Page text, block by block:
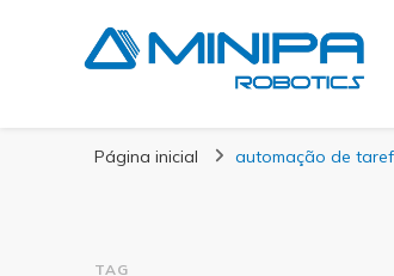
Blog Minipa
Página inicial automação de
TAG